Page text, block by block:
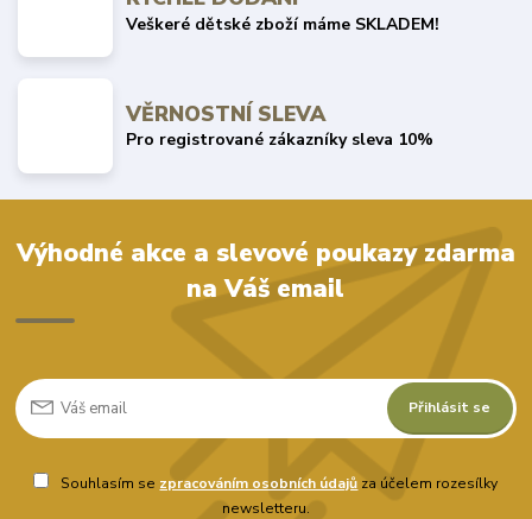
Veškeré dětské zboží máme SKLADEM!
VĚRNOSTNÍ SLEVA
Pro registrované zákazníky sleva 10%
Výhodné akce a slevové poukazy zdarma
na Váš email
Přihlásit se
Souhlasím se zpracováním osobních údajů za účelem rozesílky
newsletteru.